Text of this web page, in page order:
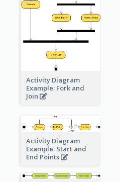
Activity Diagram
Example: Fork and
Join
Activity Diagram
Example: Start and
End Points